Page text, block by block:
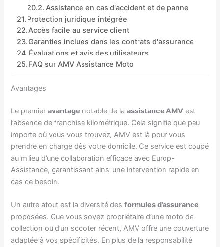
Assistance en cas d'accident et de panne
Protection juridique intégrée
Accès facile au service client
Garanties inclues dans les contrats d'assurance
Évaluations et avis des utilisateurs
FAQ sur AMV Assistance Moto
Avantages
Le premieravantage notable de laassistance AMV est
l’absence de franchise kilométrique. Cela signifie que peu
importe où vous vous trouvez, AMV est là pour vous
prendre en charge dès votre domicile. Ce service est coupé
au milieu d’une collaboration efficace avec Europ-
Assistance, garantissant ainsi une intervention rapide en
cas de besoin.
Un autre atout est la diversité desformules d’assurance
proposées. Que vous soyez propriétaire d’une moto de
collection ou d’un scooter récent, AMV offre une couverture
adaptée à vos spécificités. En plus de la responsabilité